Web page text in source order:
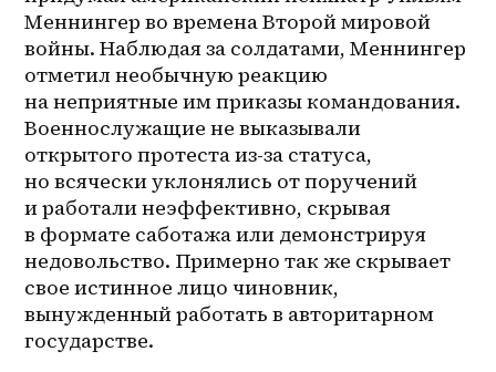
Меннингер во времена Второй мировой
войны. Наблюдая за солдатами, Меннингер
отметил необычную реакцию
на неприятные им приказы командования.
Военнослужащие не выказывали
открытого протеста из-за статуса,
но всячески уклонялись от поручений
и работали неэффективно, скрывая
в формате саботажа или демонстрируя
недовольство. Примерно так же скрывает
свое истинное лицо чиновник,
вынужденный работать в авторитарном
государстве.